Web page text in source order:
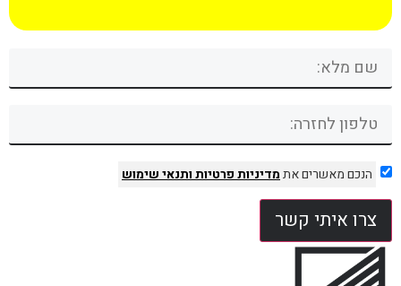
הנכם מאשרים אתמדיניות פרטיותותנאי שימוש
צרו איתי קשר